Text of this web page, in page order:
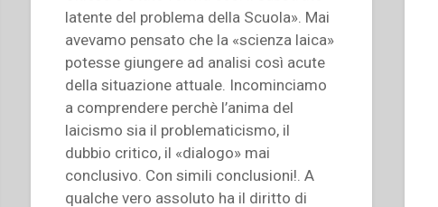
latente del problema della Scuola». Mai
avevamo pensato che la «scienza laica»
potesse giungere ad analisi così acute
della situazione attuale. Incominciamo
a comprendere perchè l’anima del
laicismo sia il problematicismo, il
dubbio critico, il «dialogo» mai
conclusivo. Con simili conclusioni!. A
qualche vero assoluto ha il diritto di